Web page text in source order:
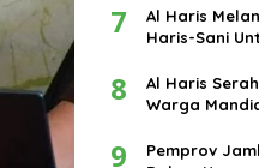
7
Al Haris
Haris-Sani
8
Al Haris
Warga
9
Pemprov